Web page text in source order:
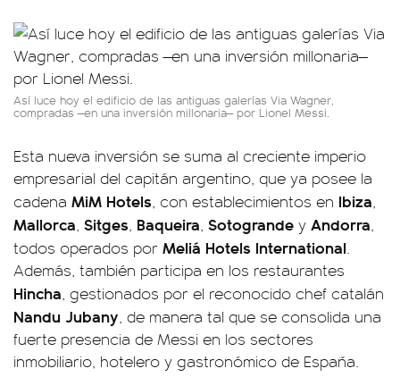
Así luce hoy el edificio de las antiguas galerías Via Wagner,
compradas —en una inversión millonaria— por Lionel Messi.
Esta nueva inversión se suma al creciente imperio
empresarial del capitán argentino, que ya posee la
cadena MiM Hotels, con establecimientos en Ibiza,
Mallorca, Sitges, Baqueira, Sotogrande y Andorra,
todos operados por Meliá Hotels International.
Además, también participa en los restaurantes
Hincha, gestionados por el reconocido chef catalán
Nandu Jubany, de manera tal que se consolida una
fuerte presencia de Messi en los sectores
inmobiliario, hotelero y gastronómico de España.